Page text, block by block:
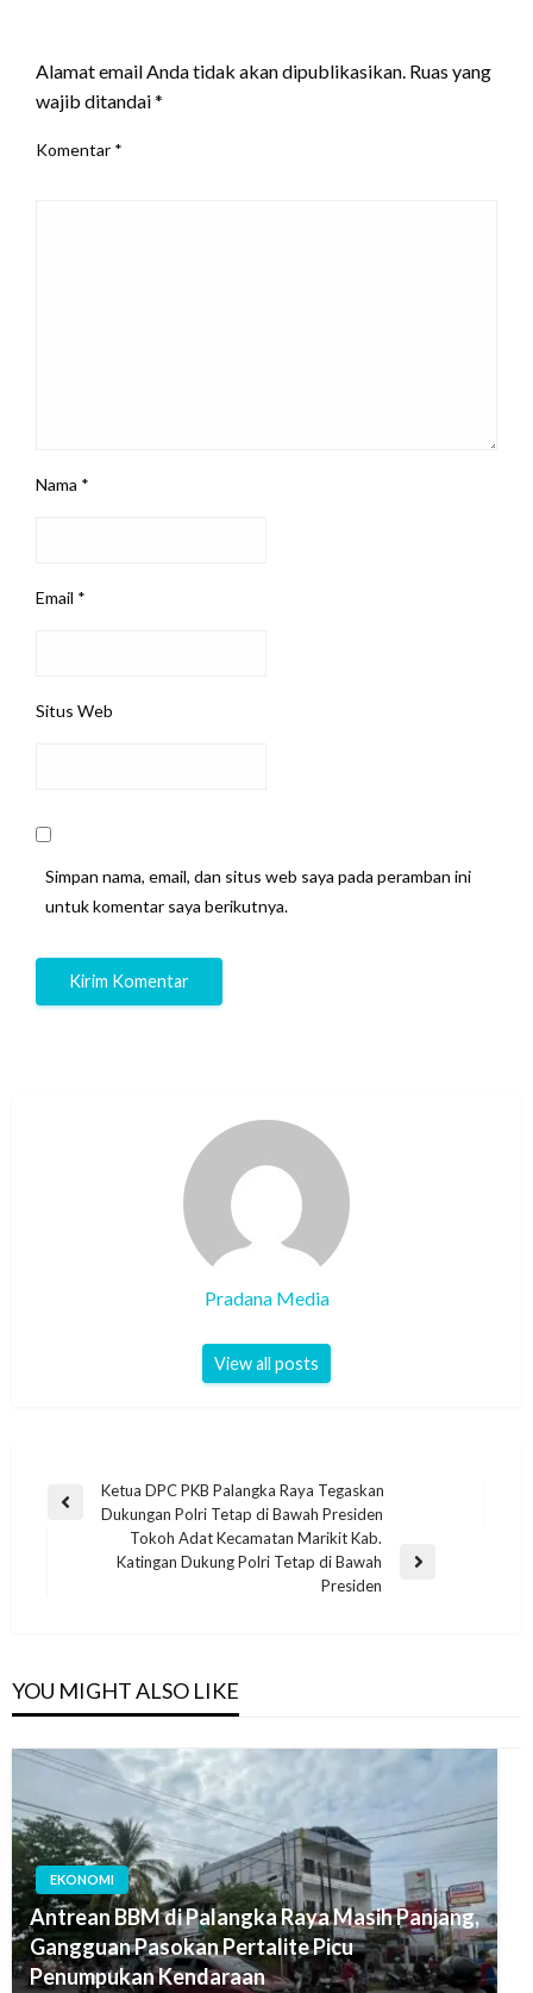
Alamat email Anda tidak akan dipublikasikan. Ruas yang
wajib ditandai*
Komentar *
Nama *
Email *
Situs Web
Simpan nama, email, dan situs web saya pada peramban ini
untuk komentar saya berikutnya.
Pradana Media
View all posts
Ketua DPC PKB Palangka Raya Tegaskan
Dukungan Polri Tetap di Bawah Presiden
Tokoh Adat Kecamatan Marikit Kab.
Katingan Dukung Polri Tetap di Bawah
Presiden
YOU MIGHT ALSO LIKE
EKONOMI
Antrean BBM di Palangka Raya Masih Panjang,
Gangguan Pasokan Pertalite Picu
Penumpukan Kendaraan